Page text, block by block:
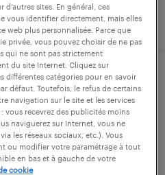
(f/h)
loire-atlantique
sites. En général, ces
vous identifier directement, mais elles
web plus personnalisée. Parce que
privée, vous pouvez choisir de ne pas
qui ne sont pas strictement
du site Internet. Cliquez sur
différentes catégories pour en savoir
défaut. Toutefois, le refus de certains
navigation sur le site et les services
vous recevrez des publicités moins
naviguerez sur Internet, vous ne
les réseaux sociaux, etc.). Vous
ou modifier votre paramétrage à tout
en bas et à gauche de votre
cookie